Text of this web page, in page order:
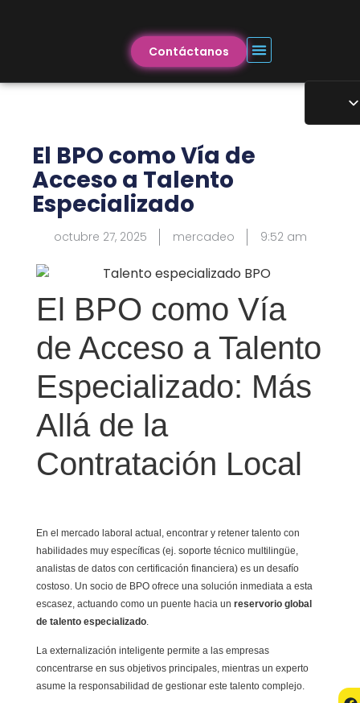
Contáctanos
El BPO como Vía de
Acceso a Talento
Especializado
octubre 27, 2025 mercadeo 9:52 am
El BPO como Vía
de Acceso a Talento
Especializado: Más
Allá de la
Contratación Local
En el mercado laboral actual, encontrar y retener talento con
habilidades muy específicas (ej. soporte técnico multilingüe,
analistas de datos con certificación financiera) es un desafío
costoso. Un socio de BPO ofrece una solución inmediata a esta
escasez, actuando como un puente hacia un reservorio global
de talento especializado.
La externalización inteligente permite a las empresas
concentrarse en sus objetivos principales, mientras un experto
asume la responsabilidad de gestionar este talento complejo.